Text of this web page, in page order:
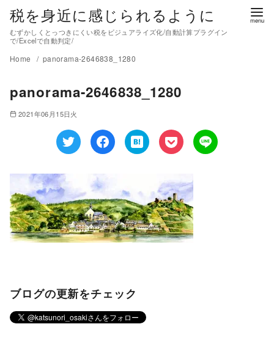
税を身近に感じられるように
むずかしくとっつきにくい税をビジュアライズ化/自動計算プラグイン
で/Excelで自動判定/
Home panorama-2646838_1280
panorama-2646838_1280
2021年06月15日火
ブログの更新をチェック